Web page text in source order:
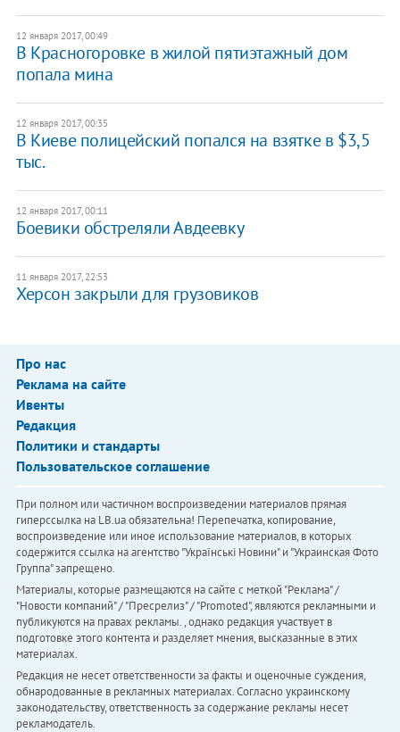
12 января 2017, 00:49
В Красногоровке в жилой пятиэтажный дом
попала мина
12 января 2017, 00:35
В Киеве полицейский попался на взятке в $3,5
тыс.
12 января 2017, 00:11
Боевики обстреляли Авдеевку
11 января 2017, 22:53
Херсон закрыли для грузовиков
Про нас
Реклама на сайте
Ивенты
Редакция
Политики и стандарты
Пользовательское соглашение
При полном или частичном воспроизведении материалов прямая
гиперссылка на LB.ua обязательна! Перепечатка, копирование,
воспроизведение или иное использование материалов, в которых
содержится ссылка на агентство "Українськi Новини" и "Украинская Фото
Группа" запрещено.
Материалы, которые размещаются на сайте с меткой "Реклама" /
"Новости компаний" / "Пресрелиз" / "Promoted", являются рекламными и
публикуются на правах рекламы. , однако редакция участвует в
подготовке этого контента и разделяет мнения, высказанные в этих
материалах.
Редакция не несет ответственности за факты и оценочные суждения,
обнародованные в рекламных материалах. Согласно украинскому
законодательству, ответственность за содержание рекламы несет
рекламодатель.